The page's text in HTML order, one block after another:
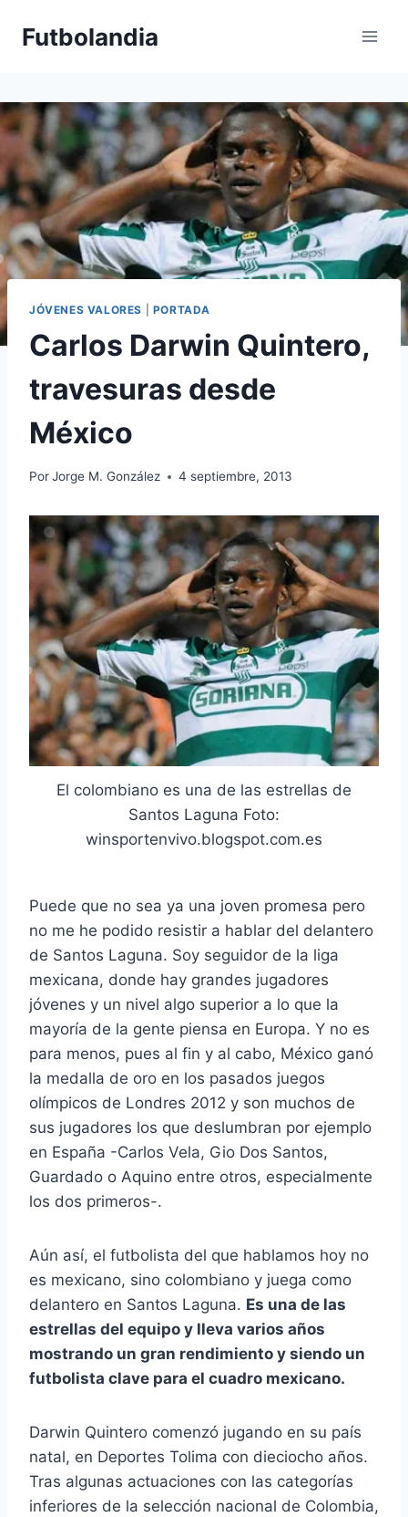
Futbolandia
JÓVENES VALORES PORTADA
Carlos Darwin Quintero,
travesuras desde
México
PorJorge M. González 4 septiembre, 2013
El colombiano es una de las estrellas de
Santos Laguna Foto:
winsportenvivo.blogspot.com.es
Puede que no sea ya una joven promesa pero
no me he podido resistir a hablar del delantero
de Santos Laguna. Soy seguidor de la liga
mexicana, donde hay grandes jugadores
jóvenes y un nivel algo superior a lo que la
mayoría de la gente piensa en Europa. Y no es
para menos, pues al fin y al cabo, México ganó
la medalla de oro en los pasados juegos
olímpicos de Londres 2012 y son muchos de
sus jugadores los que deslumbran por ejemplo
en España -Carlos Vela, Gio Dos Santos,
Guardado o Aquino entre otros, especialmente
los dos primeros-.
Aún así, el futbolista del que hablamos hoy no
es mexicano, sino colombiano y juega como
delantero en Santos Laguna. Es una de las
estrellas del equipo y lleva varios años
mostrando un gran rendimiento y siendo un
futbolista clave para el cuadro mexicano.
Darwin Quintero comenzó jugando en su país
natal, en Deportes Tolima con dieciocho años.
Tras algunas actuaciones con las categorías
inferiores de la selección nacional de Colombia,